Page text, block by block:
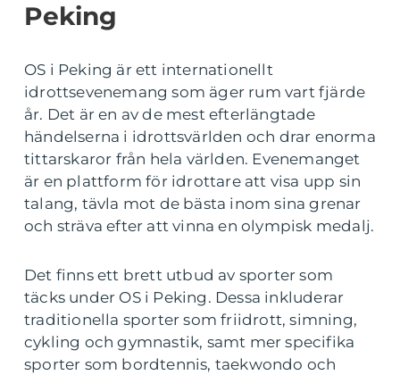
Peking
OS i Peking är ett internationellt
idrottsevenemang som äger rum vart fjärde
år. Det är en av de mest efterlängtade
händelserna i idrottsvärlden och drar enorma
tittarskaror från hela världen. Evenemanget
är en plattform för idrottare att visa upp sin
talang, tävla mot de bästa inom sina grenar
och sträva efter att vinna en olympisk medalj.
Det finns ett brett utbud av sporter som
täcks under OS i Peking. Dessa inkluderar
traditionella sporter som friidrott, simning,
cykling och gymnastik, samt mer specifika
sporter som bordtennis, taekwondo och